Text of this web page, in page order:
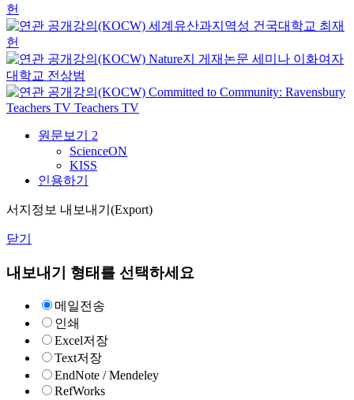
헌
세계유산과지역성 건국대학교 최재
헌
Nature지 게재논문 세미나 이화여자
대학교 전상범
Committed to Community: Ravensbury
Teachers TV Teachers TV
원문보기 2
ScienceON
KISS
인용하기
서지정보 내보내기(Export)
닫기
내보내기 형태를 선택하세요
메일전송
인쇄
Excel저장
Text저장
EndNote / Mendeley
RefWorks